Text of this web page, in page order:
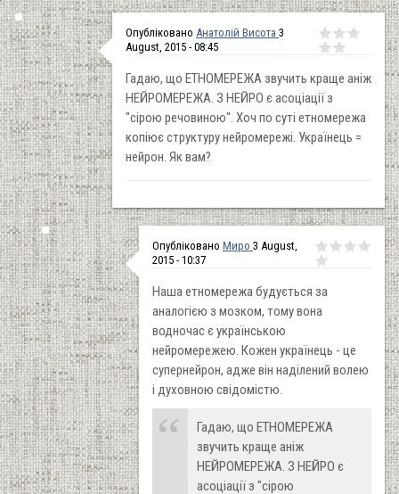
Опубліковано Анатолій Висота 3
August, 2015 - 08:45
Гадаю, що ЕТНОМЕРЕЖА звучить краще аніж
НЕЙРОМЕРЕЖА. З НЕЙРО є асоціації з
"сірою речовиною". Хоч по суті етномережа
копіює структуру нейромережі. Українець =
нейрон. Як вам?
Опубліковано Миро 3 August,
2015 - 10:37
Наша етномережа будується за
аналогією з мозком, тому вона
водночас є українською
нейромережею. Кожен українець - це
супернейрон, адже він наділений волею
і духовною свідомістю.
Гадаю, що ЕТНОМЕРЕЖА
звучить краще аніж
НЕЙРОМЕРЕЖА. З НЕЙРО є
асоціації з "сірою